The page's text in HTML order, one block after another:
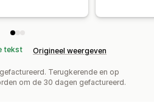
tekst Origineel weergeven
Terugkerende en op
om de 30 dagen gefactureerd.